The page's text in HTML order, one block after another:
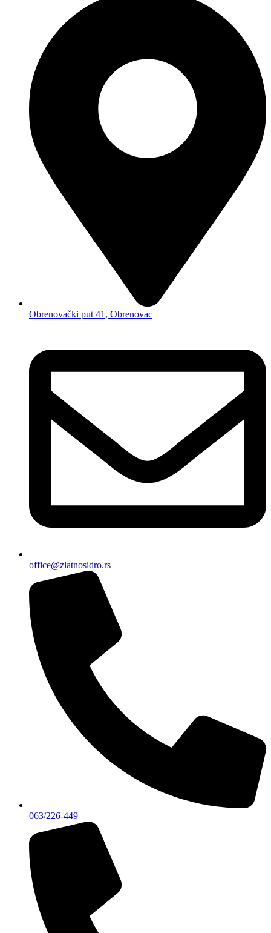
Obrenovački put 41, Obrenovac
office@zlatnosidro.rs
063/226-449